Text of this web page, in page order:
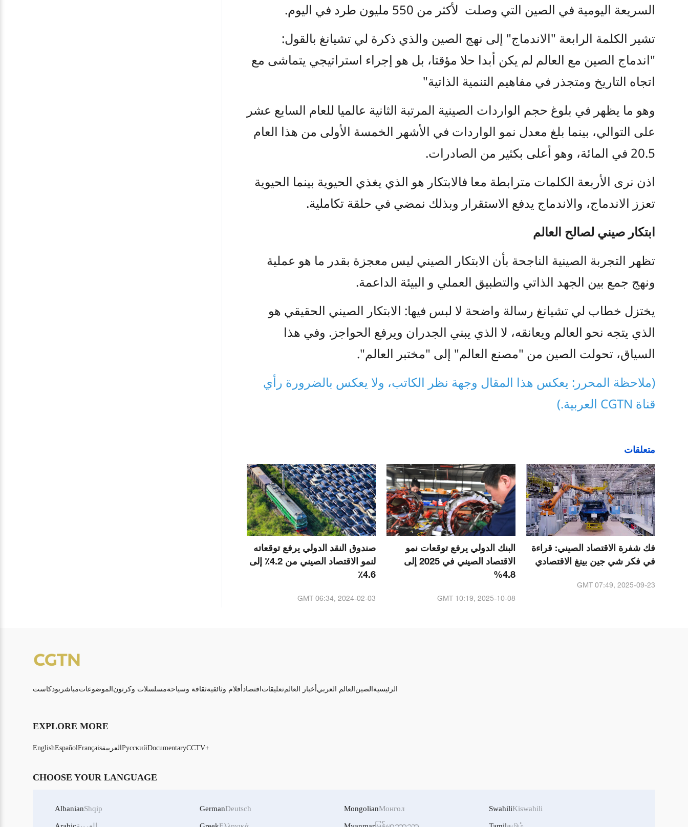
السريعة اليومية في الصين التي وصلت لأكثر من 550 مليون طرد في اليوم.
تشير الكلمة الرابعة "الاندماج" إلى نهج الصين والذي ذكرة لي تشيانغ بالقول:
"اندماج الصين مع العالم لم يكن أبدا حلا مؤقتا، بل هو إجراء استراتيجي يتماشى مع
اتجاه التاريخ ومتجذر في مفاهيم التنمية الذاتية"
وهو ما يظهر في بلوغ حجم الواردات الصينية المرتبة الثانية عالميا للعام السابع عشر
على التوالي، بينما بلغ معدل نمو الواردات في الأشهر الخمسة الأولى من هذا العام
20.5 في المائة، وهو أعلى بكثير من الصادرات.
اذن نرى الأربعة الكلمات مترابطة معا فالابتكار هو الذي يغذي الحيوية بينما الحيوية
تعزز الاندماج، والاندماج يدفع الاستقرار وبذلك نمضي في حلقة تكاملية.
ابتكار صيني لصالح العالم
تظهر التجربة الصينية الناجحة بأن الابتكار الصيني ليس معجزة بقدر ما هو عملية
ونهج جمع بين الجهد الذاتي والتطبيق العملي و البيئة الداعمة.
يختزل خطاب لي تشيانغ رسالة واضحة لا لبس فيها: الابتكار الصيني الحقيقي هو
الذي يتجه نحو العالم ويعانقه، لا الذي يبني الجدران ويرفع الحواجز. وفي هذا
السياق، تحولت الصين من "مصنع العالم" إلى "مختبر العالم".
(ملاحظة المحرر: يعكس هذا المقال وجهة نظر الكاتب، ولا يعكس بالضرورة رأي
قناة CGTN العربية.)
متعلقات
فك شفرة الاقتصاد الصيني: قراءة
في فكر شي جين بينغ الاقتصادي
GMT 07:49, 2025-09-23
البنك الدولي يرفع توقعات نمو
الاقتصاد الصيني في 2025 إلى
4.8%
GMT 10:19, 2025-10-08
صندوق النقد الدولي يرفع توقعاته
لنمو الاقتصاد الصيني من 4.2٪ إلى
4.6٪
GMT 06:34, 2024-02-03
بودكاست مباشرالموضوعات مسلسلات وكرتونثقافة وسياحةأفلام وثائقية اقتصاد تعليقاتأخبار العالم العالم العربي الصين الرئيسية
EXPLORE MORE
EnglishEspañolFrançaisالعربية РусскийDocumentaryCCTV+
CHOOSE YOUR LANGUAGE
AlbanianShqip GermanDeutsch MongolianМонгол SwahiliKiswahili